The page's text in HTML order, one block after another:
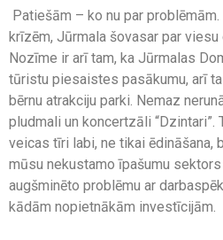
Patiešām – ko nu par
krīzēm, Jūrmala šovasar par viesu
Nozīme ir arī tam, ka Jūrmalas
tūristu piesaistes pasākumu, arī
bērnu atrakciju parki. Nemaz
pludmali un koncertzāli “Dzintari”.
veicas tīri labi, ne tikai ēdināšana,
mūsu nekustamo īpašumu
augšminēto problēmu ar
kādām nopietnākām investīcijām.